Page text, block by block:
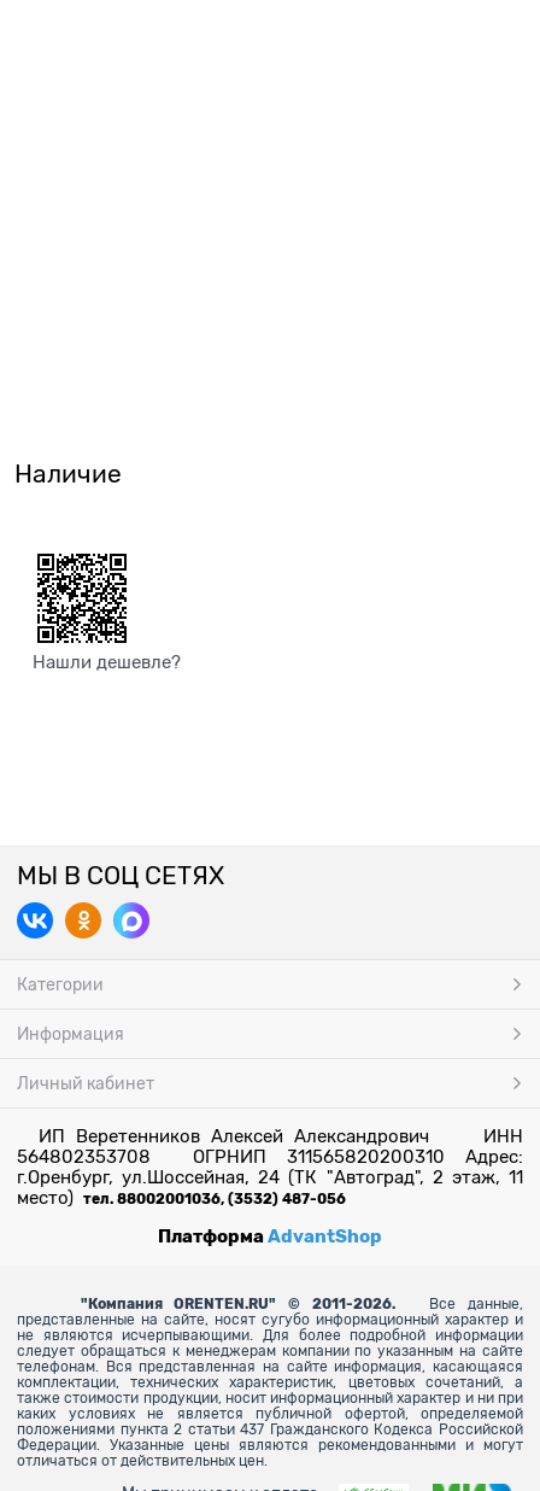
Наличие
Нашли дешевле?
МЫ В СОЦ СЕТЯХ
Категории
Информация
Личный кабинет
ИП Веретенников Алексей Александрович ИНН
564802353708 ОГРНИП 311565820200310 Адрес:
г.Оренбург, ул.Шоссейная, 24 (ТК "Автоград", 2 этаж, 11
место) тел. 88002001036, (3532) 487-056
ПлатформаAdvantShop
" Компания ORENTEN.RU" © 2011-2026.
Все данные,
представленные на сайте, носят сугубо информационный характер и
не являются исчерпывающими. Для более подробной информации
следует обращаться к менеджерам компании по указанным на сайте
телефонам. Вся представленная на сайте информация, касающаяся
комплектации, технических характеристик, цветовых сочетаний, а
также стоимости продукции, носит информационный характер и ни при
каких условиях не является публичной офертой, определяемой
положениями пункта 2 статьи 437 Гражданского Кодекса Российской
Федерации. Указанные цены являются рекомендованными и могут
отличаться от действительных цен.